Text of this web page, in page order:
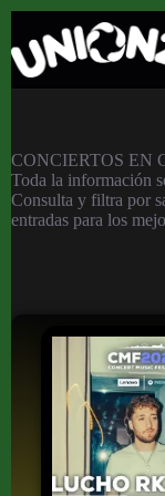
Conciertos en Cádiz
CONCIERTOS EN
Toda la información
Consulta y filtra por
entradas para los